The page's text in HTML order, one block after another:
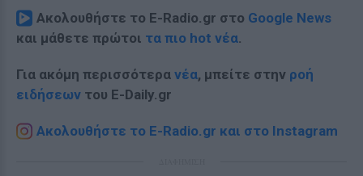
Ακολουθήστε το E-Radio.gr στο Google News
και μάθετε πρώτοι τα πιο hot νέα.
Για ακόμη περισσότερα νέα, μπείτε στην ροή
ειδήσεων του E-Daily.gr
Ακολουθήστε το E-Radio.gr και στο Instagram